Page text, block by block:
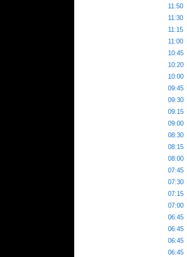
11:50
11:30
11:15
11:00
10:45
10:20
10:00
09:45
09:30
09:15
09:00
08:30
08:15
08:00
07:45
07:30
07:15
07:00
06:45
06:45
06:45
06:45